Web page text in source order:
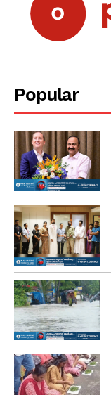
Popular